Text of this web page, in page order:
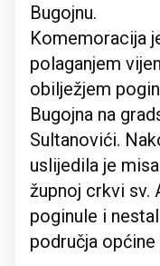
Bugojnu.
Komemoracija
polaganjem
obilježjem
Bugojna na
Sultanovići.
uslijedila je
župnoj crkvi sv.
poginule i
područja općine